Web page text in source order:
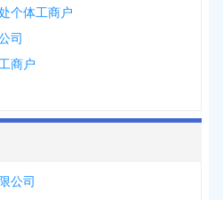
个体工商户
司
商户
公司